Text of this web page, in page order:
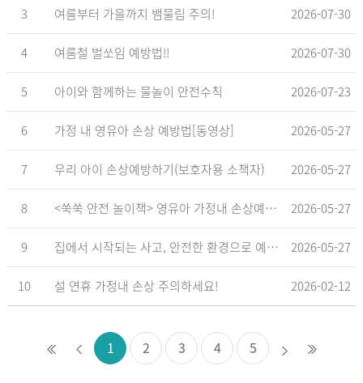
3 여름부터 가을까지 뱀물림 주의! 2026-07-30
4 여름철 벌쏘임 예방법!! 2026-07-30
5 아이와 함께하는 물놀이 안전수칙 2026-07-23
6 가정 내 영유아 손상 예방법[동영상] 2026-05-27
7 우리 아이 손상예방하기(보호자용 소책자) 2026-05-27
8 <쑥쑥 안전 놀이책> 영유아 가정내 손상예방_영유아 놀이형 교육 교재 2026-05-27
9 집에서 시작되는 사고, 안전한 환경으로 예방해요 2026-05-27
10 설 연휴 가정내 손상 주의하세요! 2026-02-12
1 2 3 4 5